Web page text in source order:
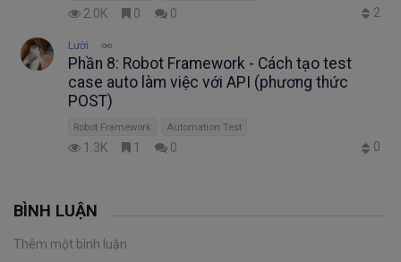
2.0K 0 0 2
Lười
Phần 8: Robot Framework - Cách tạo test
case auto làm việc với API (phương thức
POST)
Robot Framework Automation Test
1.3K 1 0 0
BÌNH LUẬN
Thêm một bình luận